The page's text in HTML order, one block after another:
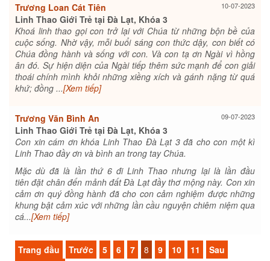
Trương Loan Cát Tiên 10-07-2023
Linh Thao Giới Trẻ tại Đà Lạt, Khóa 3
Khoá linh thao gọi con trở lại với Chúa từ những bộn bề của
cuộc sống. Nhờ vậy, mỗi buổi sáng con thức dậy, con biết có
Chúa đồng hành và sống với con. Và con tạ ơn Ngài vì hồng
ân đó. Sự hiện diện của Ngài tiếp thêm sức mạnh để con giải
thoái chính mình khỏi những xiềng xích và gánh nặng từ quá
khứ; đồng ...[Xem tiếp]
Trương Văn Bình An 09-07-2023
Linh Thao Giới Trẻ tại Đà Lạt, Khóa 3
Con xin cám ơn khóa Linh Thao Đà Lạt 3 đã cho con một kì
Linh Thao đầy ơn và bình an trong tay Chúa.
Mặc dù đã là lần thứ 6 đi Linh Thao nhưng lại là lần đầu
tiên đặt chân đến mảnh đất Đà Lạt đầy thơ mộng này. Con xin
cảm ơn quý đồng hành đã cho con cảm nghiệm được những
khung bật cảm xúc với những lần cầu nguyện chiêm niệm qua
cá...[Xem tiếp]
Trang đầu Trước 5 6 7 8 9 10 11
Sau